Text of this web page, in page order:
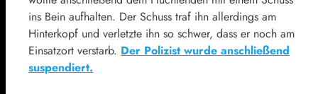
ins Bein aufhalten. Der Schuss traf ihn allerdings am
Hinterkopf und verletzte ihn so schwer, dass er noch am
Einsatzort verstarb. Der Polizist wurde anschließend
suspendiert.